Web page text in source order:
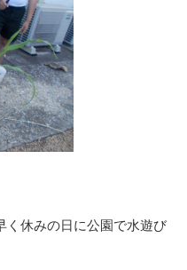
く休みの日に公園で水遊び